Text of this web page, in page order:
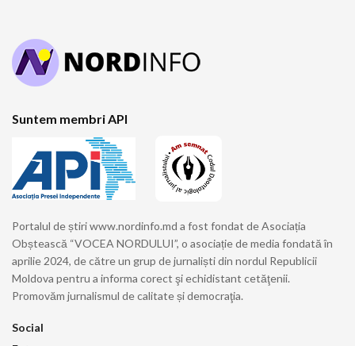
Suntem membri API
Portalul de știri www.nordinfo.md a fost fondat de Asociația
Obștească “VOCEA NORDULUI”, o asociație de media fondată în
aprilie 2024, de către un grup de jurnaliști din nordul Republicii
Moldova pentru a informa corect şi echidistant cetăţenii.
Promovăm jurnalismul de calitate și democraţia.
Social